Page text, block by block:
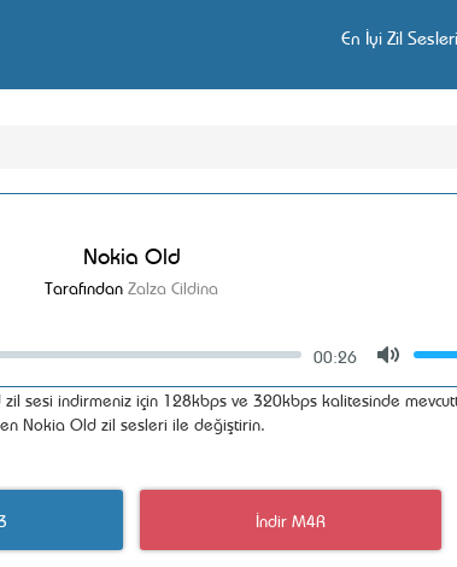
En İyi Zil Sesleri
Nokia Old
Tarafından Zalza Cildina
00:26
sesi indirmeniz için 128kbps ve 320kbps kalitesinde
Nokia Old zil sesleri ile değiştirin.
İndir M4R